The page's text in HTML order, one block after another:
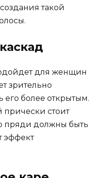
такой
для женщин
зрительно
его более открытым.
стоит
пряди должны быть
эффект